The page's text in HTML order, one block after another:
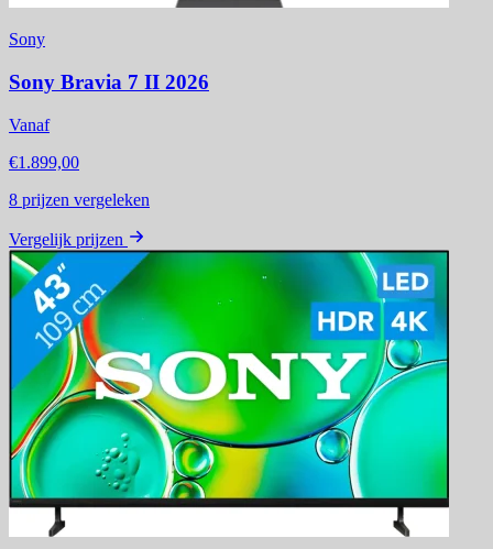
Sony
Sony Bravia 7 II 2026
Vanaf
€1.899,00
8 prijzen vergeleken
Vergelijk prijzen